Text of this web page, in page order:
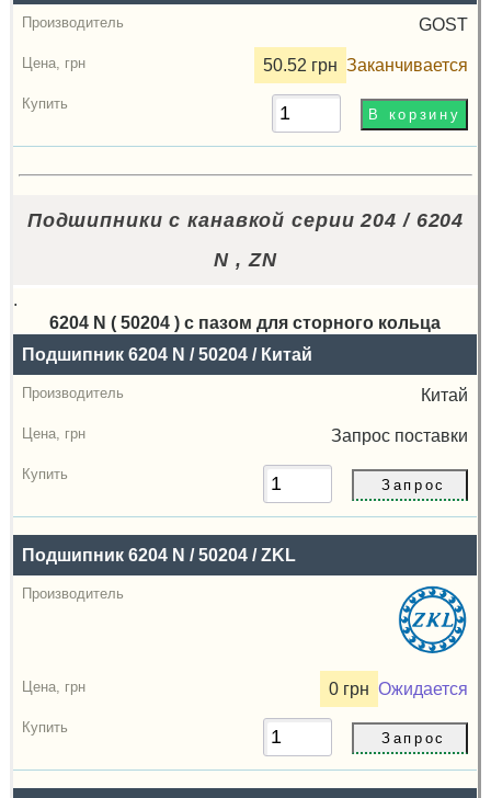
GOST
50.52 грн Заканчивается
Подшипники с канавкой серии 204 / 6204
N , ZN
.
6204 N ( 50204 ) с пазом для сторного кольца
Назва
Производитель
Радиальный
грн
Купить
Подшипник 6204 N / 50204 / Китай
Китай
Запрос поставки
Подшипник 6204 N / 50204 / ZKL
0 грн Ожидается